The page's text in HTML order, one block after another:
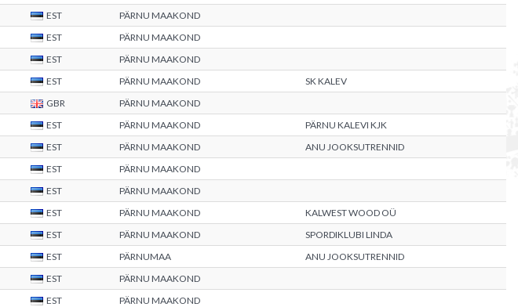
EST
PÄRNU MAAKOND
EST
PÄRNU MAAKOND
EST
PÄRNU MAAKOND
EST PÄRNU MAAKOND
SK KALEV
GBR
PÄRNU MAAKOND
EST PÄRNU MAAKOND
PÄRNU KALEVI KJK
EST PÄRNU MAAKOND
ANU JOOKSUTRENNID
EST
PÄRNU MAAKOND
EST
PÄRNU MAAKOND
EST PÄRNU MAAKOND
KALWEST WOOD OÜ
EST PÄRNU MAAKOND
SPORDIKLUBI LINDA
EST PÄRNUMAA
ANU JOOKSUTRENNID
EST
PÄRNU MAAKOND
EST
PÄRNU MAAKOND